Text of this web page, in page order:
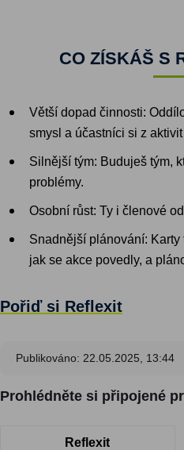
CO ZÍSKÁŠ S
Větší dopad činnosti:
smysl a účastníci si z
Silnější tým: Buduješ tým,
problémy.
Osobní růst: Ty i členové
Snadnější plánování:
jak se akce povedly, a
Pořiď si Reflexit
Publikováno: 22.05.2025, 13:44
Prohlédněte si připojené
Reflexit